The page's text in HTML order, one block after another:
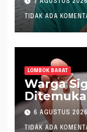
DPRD
Sebut
Aneh
Lapor
Mataram
7 AGUSTUS
TIDAK ADA
LOMBOK BARAT
Warga
saat
Sungai
6 AGUSTUS 2026
TIDAK ADA